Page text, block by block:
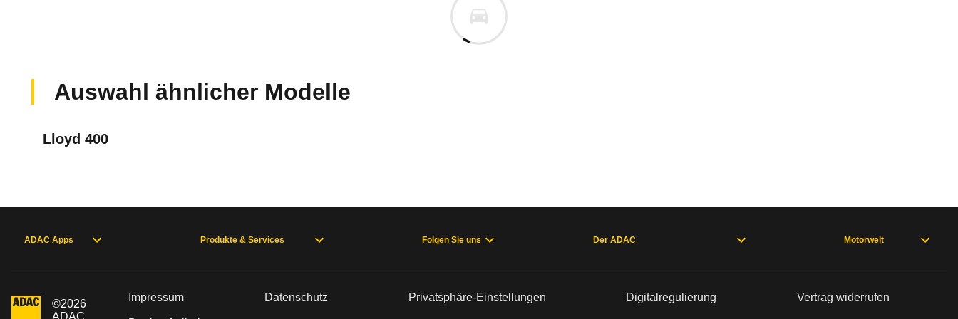
Aktuell liegen uns keine Informationen zu Mängeln vor. Lassen Sie uns gerne wissen, wenn Sie Probleme mit Ihrem Fahrzeug haben. Ihre
mehr zur Pannenstatistik Methode
Auswahl ähnlicher Modelle
Lloyd 400
ADAC Apps Produkte & Services Folgen Sie uns Der ADAC Motorwelt
©2026
ADAC
Impressum Datenschutz Privatsphäre-Einstellungen Digitalregulierung Vertrag widerrufen